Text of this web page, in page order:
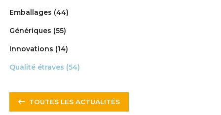
Emballages (44)
Génériques (55)
Innovations (14)
Qualité étraves (54)
TOUTES LES ACTUALITÉS